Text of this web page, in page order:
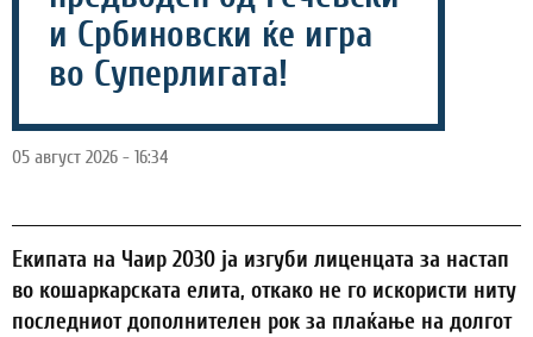
и Србиновски ќе игра
во Суперлигата!
05 август 2026 - 16:34
Екипата на Чаир 2030 ја изгуби лиценцата за настап
во кошаркарската елита, откако не го искористи ниту
последниот дополнителен рок за плаќање на долгот